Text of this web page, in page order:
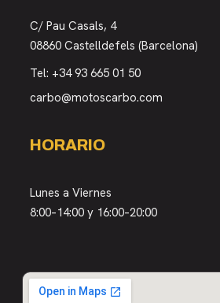
C/ Pau Casals, 4
08860 Castelldefels (Barcelona)
Tel: +34 93 665 01 50
carbo@motoscarbo.com
HORARIO
Lunes a Viernes
8:00–14:00 y 16:00–20:00